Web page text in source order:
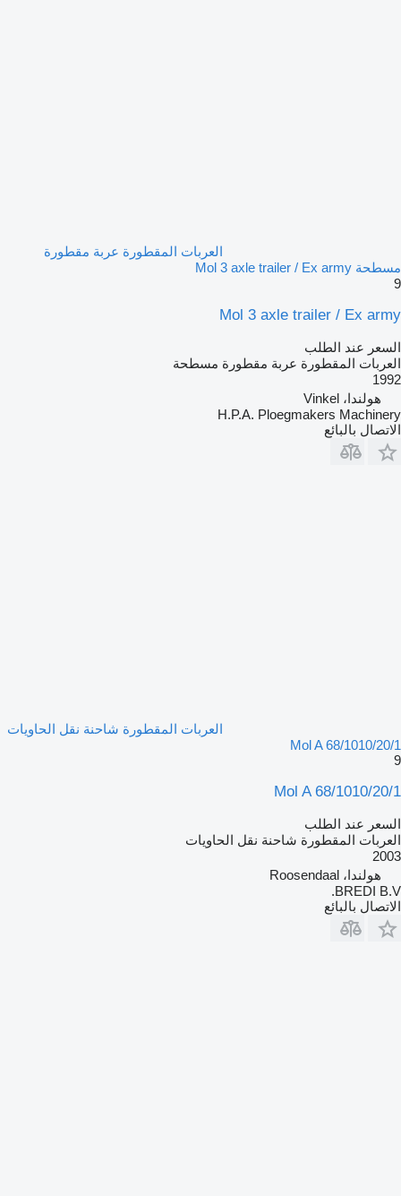
العربات المقطورة عربة مقطورة
مسطحة Mol 3 axle trailer / Ex army
9
Mol 3 axle trailer / Ex army
السعر عند الطلب
العربات المقطورة عربة مقطورة مسطحة
1992
هولندا، Vinkel
H.P.A. Ploegmakers Machinery
الاتصال بالبائع
العربات المقطورة شاحنة نقل الحاويات
Mol A 68/1010/20/1
9
Mol A 68/1010/20/1
السعر عند الطلب
العربات المقطورة شاحنة نقل الحاويات
2003
هولندا، Roosendaal
BREDI B.V.
الاتصال بالبائع